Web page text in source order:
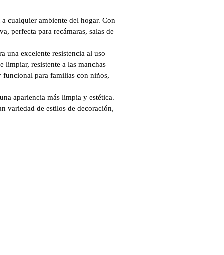
cualquier ambiente del hogar. Con
perfecta para recámaras, salas de
una excelente resistencia al uso
limpiar, resistente a las manchas
funcional para familias con niños,
apariencia más limpia y estética.
variedad de estilos de decoración,